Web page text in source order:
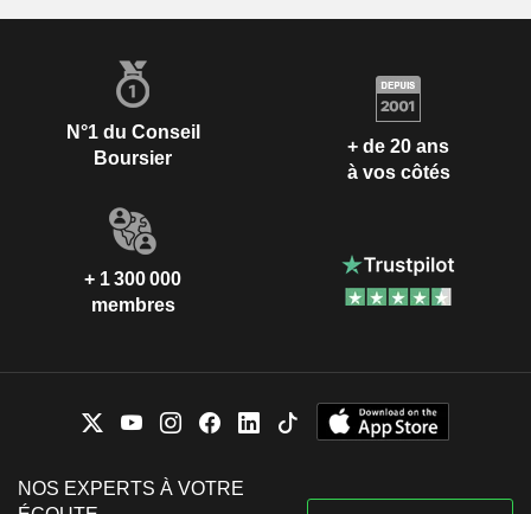
N°1 du Conseil
Boursier
+ de 20 ans
à vos côtés
+ 1 300 000
membres
NOS EXPERTS À VOTRE